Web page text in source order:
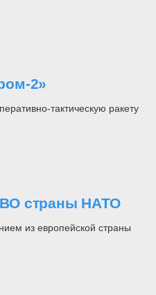
2»
тактическую ракету
страны НАТО
из европейской страны